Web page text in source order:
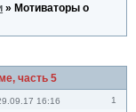
» Мотиваторы о
часть 5
1
16:16